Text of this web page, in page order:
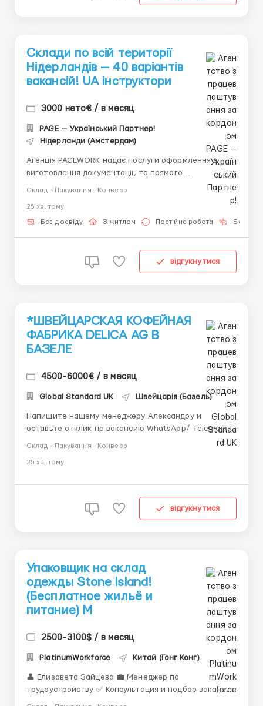
Склади по всій території
Нідерландів — 40 варіантів
вакансій! UA інструктори
3000 нето€ / в месяц
PAGE — Український Партнер!
Нідерланди (Амстердам)
Агенція PAGEWORK надає послуги оформлення з
виготовлення документації, та прямого
підбору вакансії: Головний Рекрутер: Віталій
Шевченко Телефон для консультацій \ для підбору
Склад - Пакування - Конвеєр
25 хв. тому
Без досвіду З житлом Постійна робота Без
відгукнутися
*ШВЕЙЦАРСКАЯ КОФЕЙНАЯ
ФАБРИКА DELICA AG В
БАЗЕЛЕ
4500-6000€ / в месяц
Global Standard UK Швейцарія (Базель)
Напишите нашему менеджеру Александру и
оставьте отклик на вакансию WhatsApp/ Telegram /
IMO +44 73 4722 9780 📱 Telegram: +44 73 4722 9780
9780 📱 Telegram:@manager_Alexandr_E 1️⃣
Склад - Пакування - Конвеєр
25 хв. тому
відгукнутися
Упаковщик на склад
одежды Stone Island!
(Бесплатное жильё и
питание) M
2500-3100$ / в месяц
PlatinumWorkforce Китай (Гонг Конг)
👤 Елизавета Зайцева 💼 Менеджер по
трудоустройству ✅ Консультация и подбор вакансий